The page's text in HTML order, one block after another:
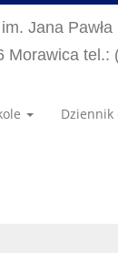
Jana
Morawica tel.: